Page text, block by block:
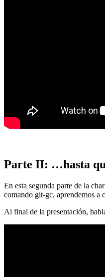
Parte II: …hasta
En esta segunda parte de la
comando git-gc, aprendemos a
Al final de la presentación,